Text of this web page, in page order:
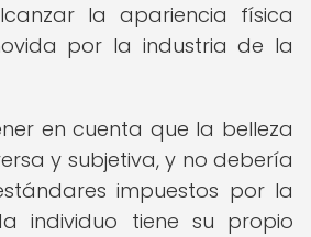
la apariencia física
por la industria de la
en cuenta que la belleza
y subjetiva, y no debería
impuestos por la
individuo tiene su propio